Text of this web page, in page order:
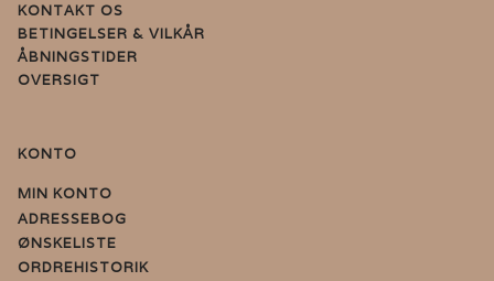
KONTAKT OS
BETINGELSER & VILKÅR
ÅBNINGSTIDER
OVERSIGT
KONTO
MIN KONTO
ADRESSEBOG
ØNSKELISTE
ORDREHISTORIK